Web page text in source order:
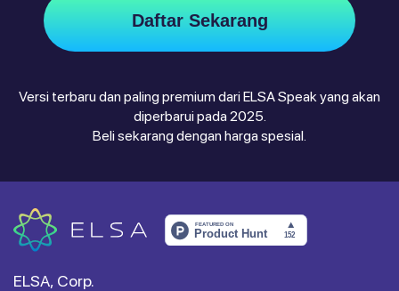
Daftar Sekarang
Versi terbaru dan paling premium dari ELSA Speak yang akan
diperbarui pada 2025.
Beli sekarang dengan harga spesial.
ELSA, Corp.